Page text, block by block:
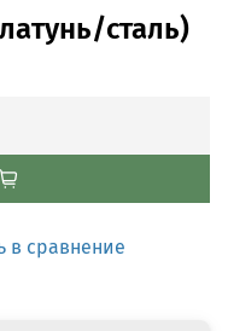
сталь)
в сравнение